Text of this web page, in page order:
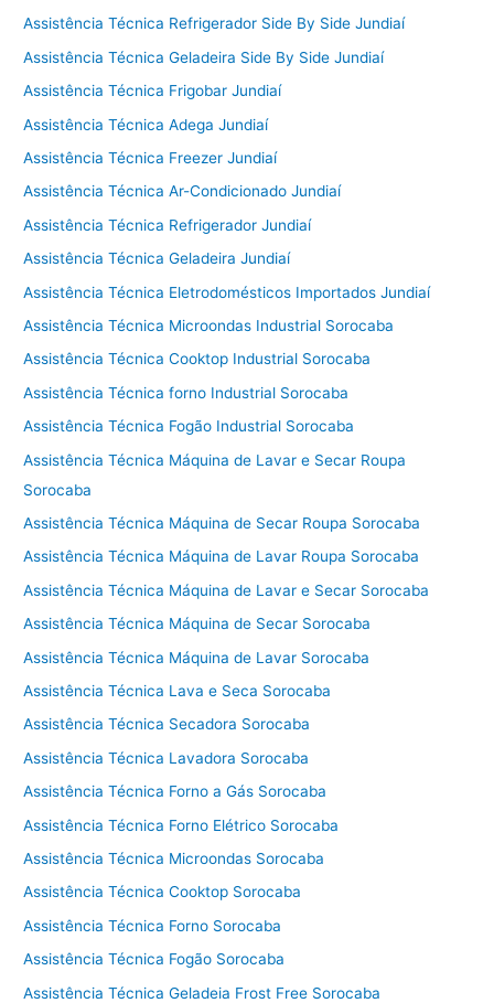
Assistência Técnica Refrigerador Side By Side Jundiaí
Assistência Técnica Geladeira Side By Side Jundiaí
Assistência Técnica Frigobar Jundiaí
Assistência Técnica Adega Jundiaí
Assistência Técnica Freezer Jundiaí
Assistência Técnica Ar-Condicionado Jundiaí
Assistência Técnica Refrigerador Jundiaí
Assistência Técnica Geladeira Jundiaí
Assistência Técnica Eletrodomésticos Importados Jundiaí
Assistência Técnica Microondas Industrial Sorocaba
Assistência Técnica Cooktop Industrial Sorocaba
Assistência Técnica forno Industrial Sorocaba
Assistência Técnica Fogão Industrial Sorocaba
Assistência Técnica Máquina de Lavar e Secar Roupa
Sorocaba
Assistência Técnica Máquina de Secar Roupa Sorocaba
Assistência Técnica Máquina de Lavar Roupa Sorocaba
Assistência Técnica Máquina de Lavar e Secar Sorocaba
Assistência Técnica Máquina de Secar Sorocaba
Assistência Técnica Máquina de Lavar Sorocaba
Assistência Técnica Lava e Seca Sorocaba
Assistência Técnica Secadora Sorocaba
Assistência Técnica Lavadora Sorocaba
Assistência Técnica Forno a Gás Sorocaba
Assistência Técnica Forno Elétrico Sorocaba
Assistência Técnica Microondas Sorocaba
Assistência Técnica Cooktop Sorocaba
Assistência Técnica Forno Sorocaba
Assistência Técnica Fogão Sorocaba
Assistência Técnica Geladeia Frost Free Sorocaba